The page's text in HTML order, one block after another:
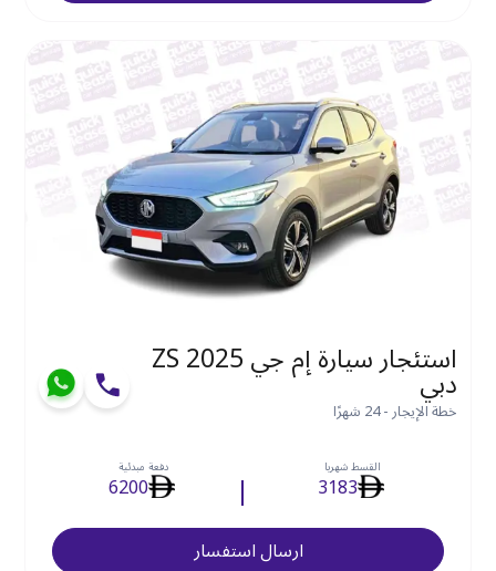
استئجار سيارة إم جي ZS 2025 دبي
خطة الإيجار - 24 شهرًا
القسط شهريا
3183
دفعة مبدئية
6200
ارسال استفسار